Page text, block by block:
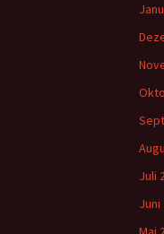
Juli
Juni